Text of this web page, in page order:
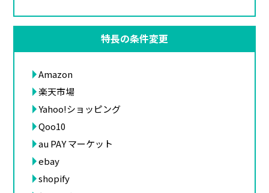
特長の条件変更
Amazon
楽天市場
Yahoo!ショッピング
Qoo10
au PAY マーケット
ebay
shopify